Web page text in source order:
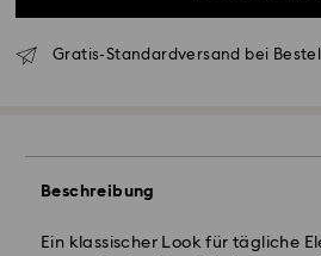
Gratis-Standardversand bei
Beschreibung
Ein klassischer Look für tägliche
Standardversand - GLS